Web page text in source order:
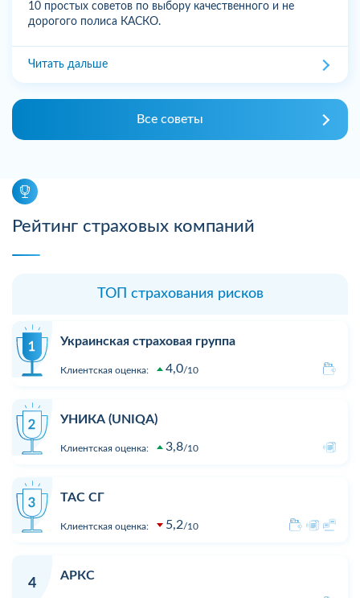
10 простых советов по выбору качественного и не
дорогого полиса КАСКО.
Читать дальше
Все советы
Рейтинг страховых компаний
ТОП страхования рисков
Украинская страховая группа
Клиентская оценка: 4,0 10
УНИКА (UNIQA)
Клиентская оценка: 3,8 10
ТАС СГ
Клиентская оценка: 5,2 10
4
АРКС